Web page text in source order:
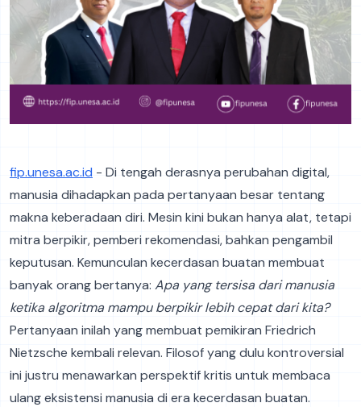
fip.unesa.ac.id - Di tengah derasnya perubahan digital,
manusia dihadapkan pada pertanyaan besar tentang
makna keberadaan diri. Mesin kini bukan hanya alat, tetapi
mitra berpikir, pemberi rekomendasi, bahkan pengambil
keputusan. Kemunculan kecerdasan buatan membuat
banyak orang bertanya: Apa yang tersisa dari manusia
ketika algoritma mampu berpikir lebih cepat dari kita?
Pertanyaan inilah yang membuat pemikiran Friedrich
Nietzsche kembali relevan. Filosof yang dulu kontroversial
ini justru menawarkan perspektif kritis untuk membaca
ulang eksistensi manusia di era kecerdasan buatan.